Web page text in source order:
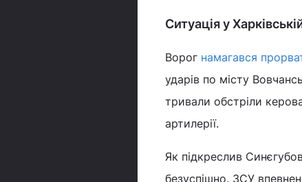
Ситуація у
Ворог намагався
ударів по місту
тривали обстріли
артилерії.
Як підкреслив
безуспішно. ЗСУ